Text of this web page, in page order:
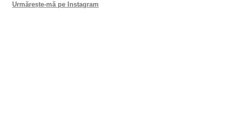
Urmărește-mă pe Instagram